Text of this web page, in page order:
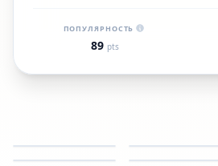
ПОПУЛЯРНОСТЬ
89 pts